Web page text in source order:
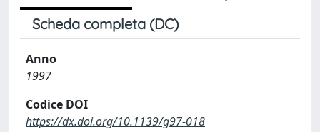
Scheda completa (DC)
Anno
1997
Codice DOI
https://dx.doi.org/10.1139/g97-018